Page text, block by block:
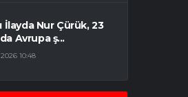
İlayda Nur Çürük, 23
Avrupa ş...
10:48